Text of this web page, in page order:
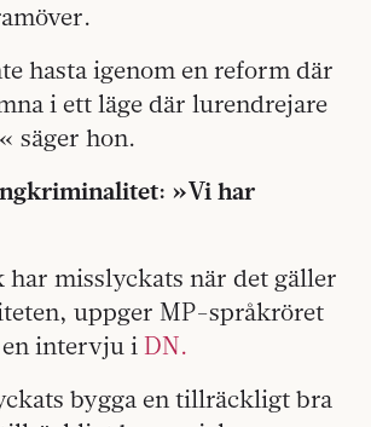
hasta igenom en reform där
i ett läge där lurendrejare
säger hon.
»Vi har
har misslyckats när det gäller
uppger MP-språkröret
intervju i DN.
bygga en tillräckligt bra